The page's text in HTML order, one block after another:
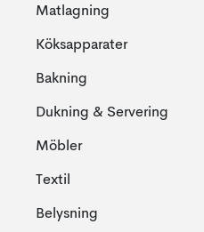
Matlagning
Köksapparater
Bakning
Dukning & Servering
Möbler
Textil
Belysning